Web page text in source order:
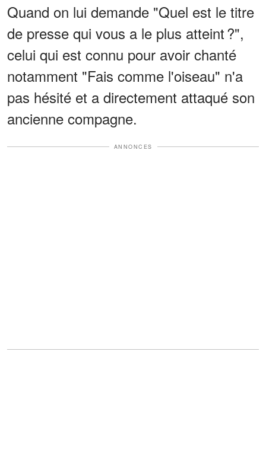
Quand on lui demande "Quel est le titre
de presse qui vous a le plus atteint ?",
celui qui est connu pour avoir chanté
notamment "Fais comme l'oiseau" n'a
pas hésité et a directement attaqué son
ancienne compagne.
ANNONCES